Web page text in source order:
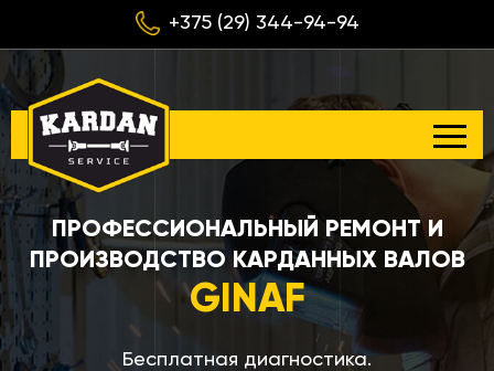
+375 (29) 344-94-94
ПРОФЕССИОНАЛЬНЫЙ РЕМОНТ И
ПРОИЗВОДСТВО КАРДАННЫХ ВАЛОВ
GINAF
Бесплатная диагностика.